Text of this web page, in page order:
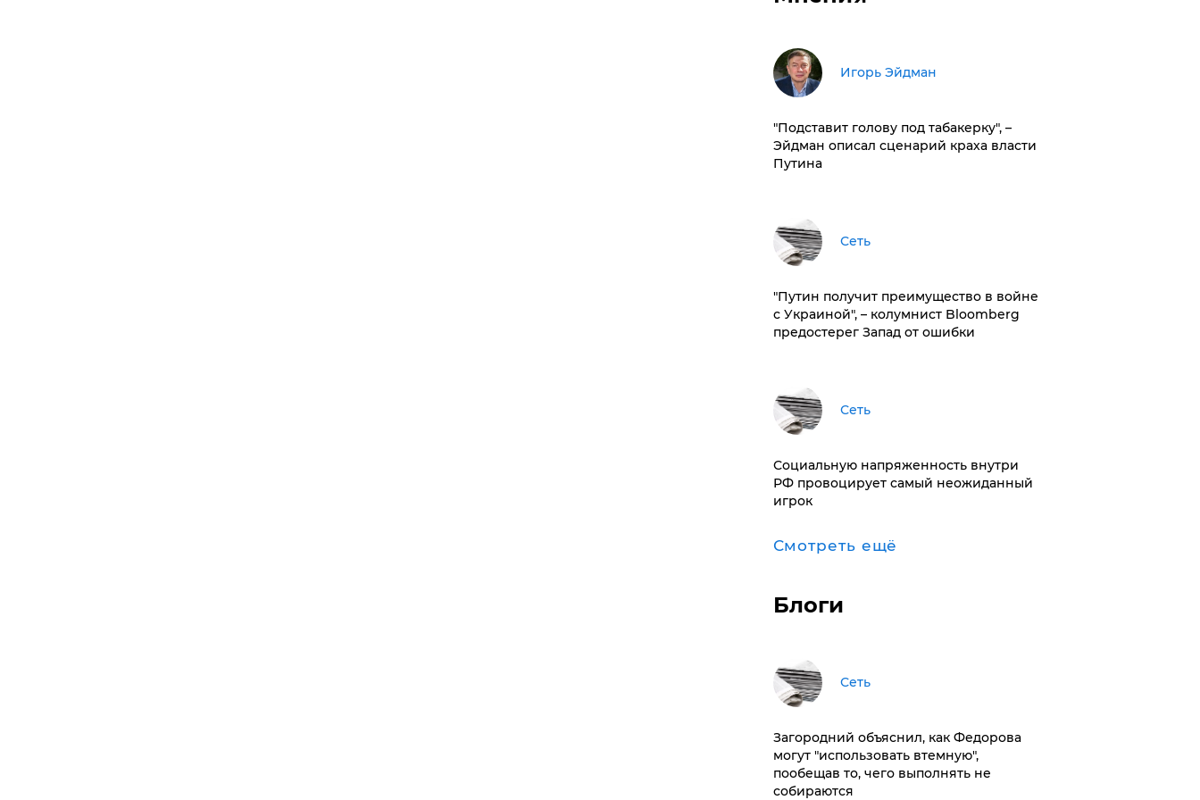
Игорь Эйдман
​"Подставит голову под табакерку", –
Эйдман описал сценарий краха власти
Путина
Сеть
"Путин получит преимущество в войне
с Украиной", – колумнист Bloomberg
предостерег Запад от ошибки
Сеть
Социальную напряженность внутри
РФ провоцирует самый неожиданный
игрок
Смотреть ещё
Блоги
Сеть
Загородний объяснил, как Федорова
могут "использовать втемную",
пообещав то, чего выполнять не
собираются